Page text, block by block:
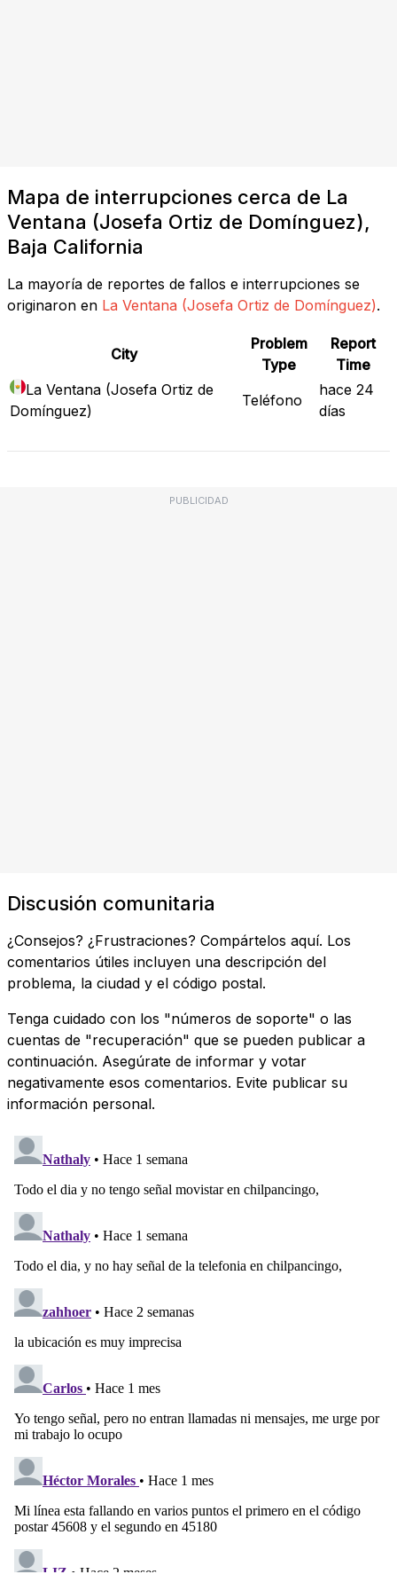
Mapa de interrupciones cerca de La
Ventana (Josefa Ortiz de Domínguez),
Baja California
La mayoría de reportes de fallos e interrupciones se
originaron en La Ventana (Josefa Ortiz de Domínguez).
City
Problem
Type
Report
Time
La Ventana (Josefa Ortiz de
Domínguez)
Teléfono
hace 24
días
PUBLICIDAD
Discusión comunitaria
¿Consejos? ¿Frustraciones? Compártelos aquí. Los
comentarios útiles incluyen una descripción del
problema, la ciudad y el código postal.
Tenga cuidado con los "números de soporte" o las
cuentas de "recuperación" que se pueden publicar a
continuación. Asegúrate de informar y votar
negativamente esos comentarios. Evite publicar su
información personal.